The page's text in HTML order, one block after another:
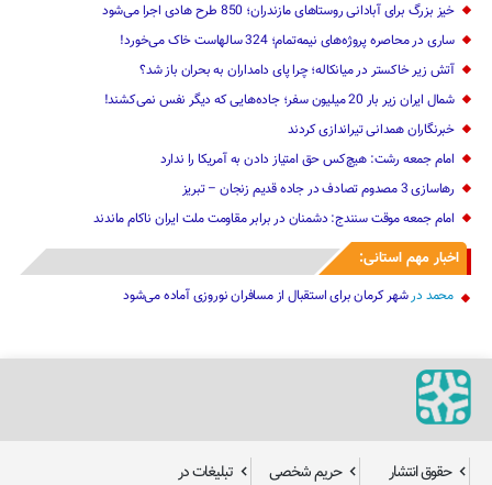
خیز بزرگ برای آبادانی روستاهای مازندران؛ 850 طرح هادی ‌اجرا می‌شود
ساری در محاصره پروژه‌های نیمه‌تمام؛ 324 سالهاست خاک می‌خورد!
آتش زیر خاکستر در میانکاله؛ چرا پای دامداران به بحران باز شد؟
شمال ایران زیر بار 20 میلیون سفر؛ جاده‌هایی که دیگر نفس نمی‌کشند!
خبرنگاران همدانی تیراندازی کردند
امام جمعه رشت: هیچ‌کس حق امتیاز دادن به آمریکا را ندارد
رهاسازی 3 مصدوم تصادف در جاده قدیم زنجان – تبریز
امام جمعه موقت سنندج: دشمنان در برابر مقاومت ملت ایران ناکام ماندند
اخبار مهم استانی:
محمد درشهر کرمان برای استقبال از مسافران نوروزی آماده می‌شود
حقوق انتشار حریم شخصی تبلیغات در